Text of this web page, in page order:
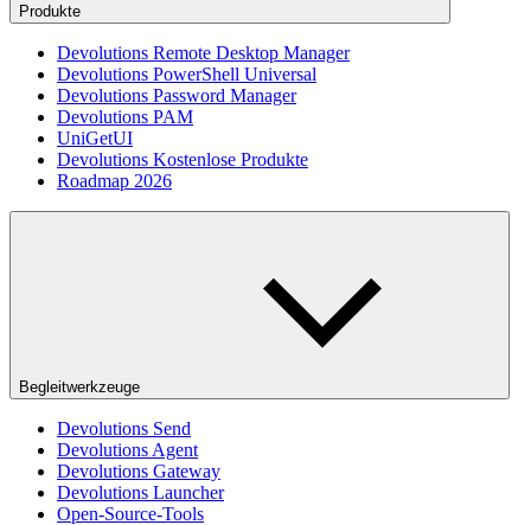
Produkte
Devolutions Remote Desktop Manager
Devolutions PowerShell Universal
Devolutions Password Manager
Devolutions PAM
UniGetUI
Devolutions Kostenlose Produkte
Roadmap 2026
Begleitwerkzeuge
Devolutions Send
Devolutions Agent
Devolutions Gateway
Devolutions Launcher
Open-Source-Tools